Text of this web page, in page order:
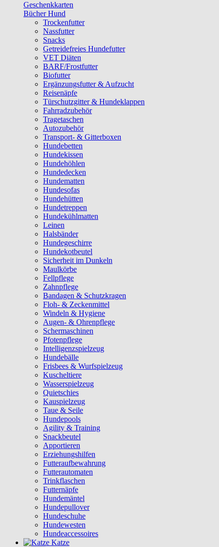
Geschenkkarten
Bücher Hund
Trockenfutter
Nassfutter
Snacks
Getreidefreies Hundefutter
VET Diäten
BARF/Frostfutter
Biofutter
Ergänzungsfutter & Aufzucht
Reisenäpfe
Türschutzgitter & Hundeklappen
Fahrradzubehör
Tragetaschen
Autozubehör
Transport- & Gitterboxen
Hundebetten
Hundekissen
Hundehöhlen
Hundedecken
Hundematten
Hundesofas
Hundehütten
Hundetreppen
Hundekühlmatten
Leinen
Halsbänder
Hundegeschirre
Hundekotbeutel
Sicherheit im Dunkeln
Maulkörbe
Fellpflege
Zahnpflege
Bandagen & Schutzkragen
Floh- & Zeckenmittel
Windeln & Hygiene
Augen- & Ohrenpflege
Schermaschinen
Pfotenpflege
Intelligenzspielzeug
Hundebälle
Frisbees & Wurfspielzeug
Kuscheltiere
Wasserspielzeug
Quietschies
Kauspielzeug
Taue & Seile
Hundepools
Agility & Training
Snackbeutel
Apportieren
Erziehungshilfen
Futteraufbewahrung
Futterautomaten
Trinkflaschen
Futternäpfe
Hundemäntel
Hundepullover
Hundeschuhe
Hundewesten
Hundeaccessoires
Katze